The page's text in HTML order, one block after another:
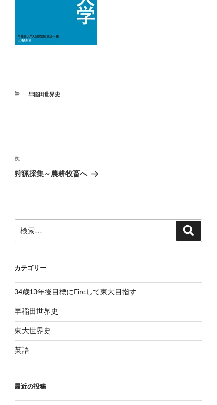
カ
早稲田世界史
稿
ナ
シ
ョ
次
の
次
狩猟採集～農耕牧畜へ
索:
カテゴリー
34歳13年後目標にFireして東大目指す
早稲田世界史
東大世界史
英語
最近の投稿